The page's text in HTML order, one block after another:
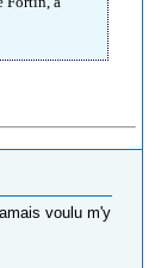
voulu m'y